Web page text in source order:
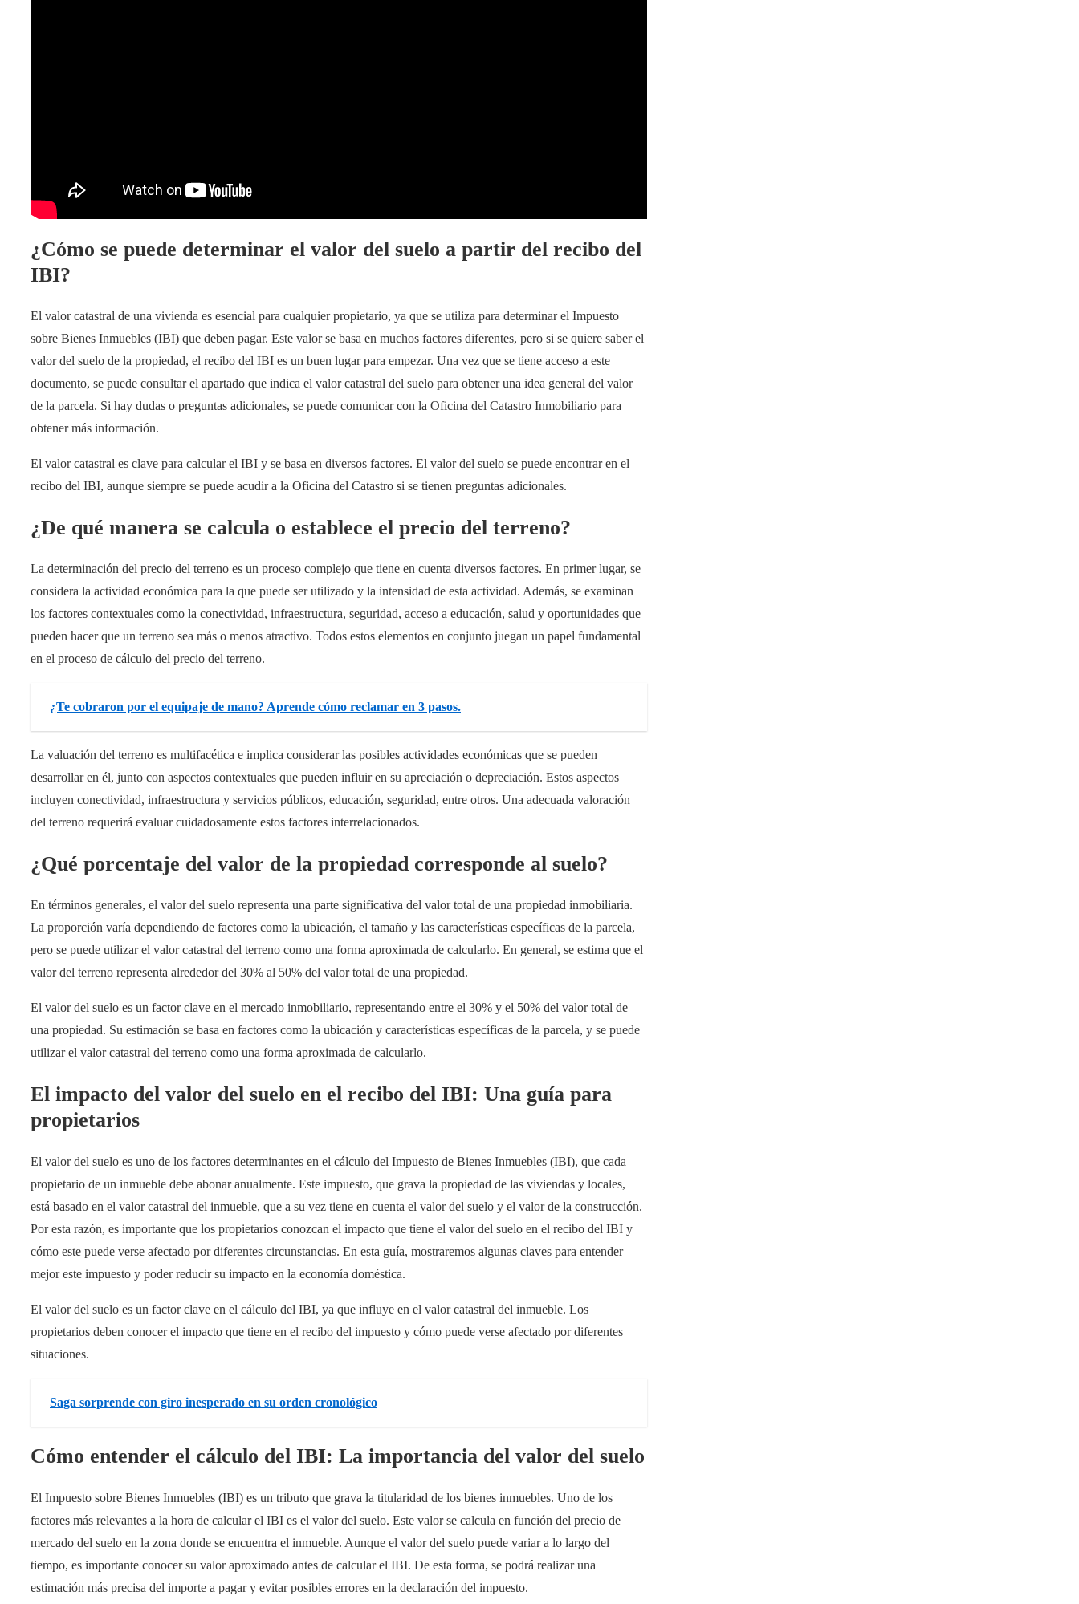
¿Cómo se puede determinar el valor del suelo a partir del recibo del
IBI?
El valor catastral de una vivienda es esencial para cualquier propietario, ya que se utiliza para determinar el Impuesto
sobre Bienes Inmuebles (IBI) que deben pagar. Este valor se basa en muchos factores diferentes, pero si se quiere saber el
valor del suelo de la propiedad, el recibo del IBI es un buen lugar para empezar. Una vez que se tiene acceso a este
documento, se puede consultar el apartado que indica el valor catastral del suelo para obtener una idea general del valor
de la parcela. Si hay dudas o preguntas adicionales, se puede comunicar con la Oficina del Catastro Inmobiliario para
obtener más información.
El valor catastral es clave para calcular el IBI y se basa en diversos factores. El valor del suelo se puede encontrar en el
recibo del IBI, aunque siempre se puede acudir a la Oficina del Catastro si se tienen preguntas adicionales.
¿De qué manera se calcula o establece el precio del terreno?
La determinación del precio del terreno es un proceso complejo que tiene en cuenta diversos factores. En primer lugar, se
considera la actividad económica para la que puede ser utilizado y la intensidad de esta actividad. Además, se examinan
los factores contextuales como la conectividad, infraestructura, seguridad, acceso a educación, salud y oportunidades que
pueden hacer que un terreno sea más o menos atractivo. Todos estos elementos en conjunto juegan un papel fundamental
en el proceso de cálculo del precio del terreno.
¿Te cobraron por el equipaje de mano? Aprende cómo reclamar en 3 pasos.
La valuación del terreno es multifacética e implica considerar las posibles actividades económicas que se pueden
desarrollar en él, junto con aspectos contextuales que pueden influir en su apreciación o depreciación. Estos aspectos
incluyen conectividad, infraestructura y servicios públicos, educación, seguridad, entre otros. Una adecuada valoración
del terreno requerirá evaluar cuidadosamente estos factores interrelacionados.
¿Qué porcentaje del valor de la propiedad corresponde al suelo?
En términos generales, el valor del suelo representa una parte significativa del valor total de una propiedad inmobiliaria.
La proporción varía dependiendo de factores como la ubicación, el tamaño y las características específicas de la parcela,
pero se puede utilizar el valor catastral del terreno como una forma aproximada de calcularlo. En general, se estima que el
valor del terreno representa alrededor del 30% al 50% del valor total de una propiedad.
El valor del suelo es un factor clave en el mercado inmobiliario, representando entre el 30% y el 50% del valor total de
una propiedad. Su estimación se basa en factores como la ubicación y características específicas de la parcela, y se puede
utilizar el valor catastral del terreno como una forma aproximada de calcularlo.
El impacto del valor del suelo en el recibo del IBI: Una guía para
propietarios
El valor del suelo es uno de los factores determinantes en el cálculo del Impuesto de Bienes Inmuebles (IBI), que cada
propietario de un inmueble debe abonar anualmente. Este impuesto, que grava la propiedad de las viviendas y locales,
está basado en el valor catastral del inmueble, que a su vez tiene en cuenta el valor del suelo y el valor de la construcción.
Por esta razón, es importante que los propietarios conozcan el impacto que tiene el valor del suelo en el recibo del IBI y
cómo este puede verse afectado por diferentes circunstancias. En esta guía, mostraremos algunas claves para entender
mejor este impuesto y poder reducir su impacto en la economía doméstica.
El valor del suelo es un factor clave en el cálculo del IBI, ya que influye en el valor catastral del inmueble. Los
propietarios deben conocer el impacto que tiene en el recibo del impuesto y cómo puede verse afectado por diferentes
situaciones.
Saga sorprende con giro inesperado en su orden cronológico
Cómo entender el cálculo del IBI: La importancia del valor del suelo
El Impuesto sobre Bienes Inmuebles (IBI) es un tributo que grava la titularidad de los bienes inmuebles. Uno de los
factores más relevantes a la hora de calcular el IBI es el valor del suelo. Este valor se calcula en función del precio de
mercado del suelo en la zona donde se encuentra el inmueble. Aunque el valor del suelo puede variar a lo largo del
tiempo, es importante conocer su valor aproximado antes de calcular el IBI. De esta forma, se podrá realizar una
estimación más precisa del importe a pagar y evitar posibles errores en la declaración del impuesto.